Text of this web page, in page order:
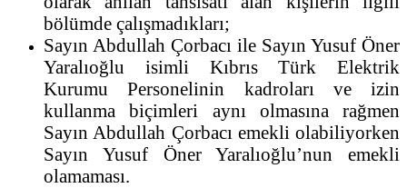
bölümde çalışmadıkları;
Sayın Abdullah Çorbacı ile Sayın Yusuf Öner
Yaralıoğlu isimli Kıbrıs Türk Elektrik
Kurumu Personelinin kadroları ve izin
kullanma biçimleri aynı olmasına rağmen
Sayın Abdullah Çorbacı emekli olabiliyorken
Sayın Yusuf Öner Yaralıoğlu’nun emekli
olamaması.